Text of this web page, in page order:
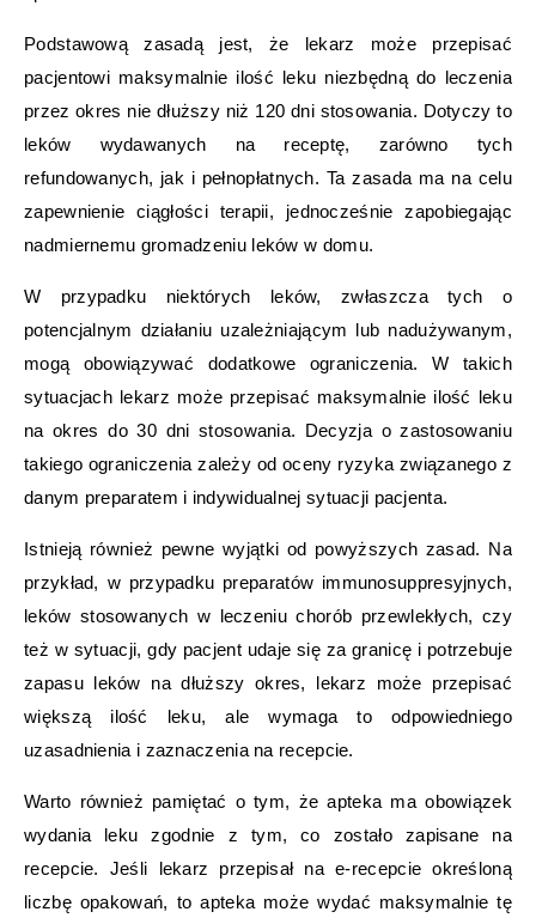
Podstawową zasadą jest, że lekarz może przepisać
pacjentowi maksymalnie ilość leku niezbędną do leczenia
przez okres nie dłuższy niż 120 dni stosowania. Dotyczy to
leków wydawanych na receptę, zarówno tych
refundowanych, jak i pełnopłatnych. Ta zasada ma na celu
zapewnienie ciągłości terapii, jednocześnie zapobiegając
nadmiernemu gromadzeniu leków w domu.
W przypadku niektórych leków, zwłaszcza tych o
potencjalnym działaniu uzależniającym lub nadużywanym,
mogą obowiązywać dodatkowe ograniczenia. W takich
sytuacjach lekarz może przepisać maksymalnie ilość leku
na okres do 30 dni stosowania. Decyzja o zastosowaniu
takiego ograniczenia zależy od oceny ryzyka związanego z
danym preparatem i indywidualnej sytuacji pacjenta.
Istnieją również pewne wyjątki od powyższych zasad. Na
przykład, w przypadku preparatów immunosuppresyjnych,
leków stosowanych w leczeniu chorób przewlekłych, czy
też w sytuacji, gdy pacjent udaje się za granicę i potrzebuje
zapasu leków na dłuższy okres, lekarz może przepisać
większą ilość leku, ale wymaga to odpowiedniego
uzasadnienia i zaznaczenia na recepcie.
Warto również pamiętać o tym, że apteka ma obowiązek
wydania leku zgodnie z tym, co zostało zapisane na
recepcie. Jeśli lekarz przepisał na e-recepcie określoną
liczbę opakowań, to apteka może wydać maksymalnie tę